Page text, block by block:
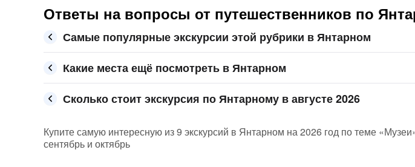
Ответы на вопросы от путешественников по
Самые популярные экскурсии этой рубрики в Янтарном
Какие места ещё посмотреть в Янтарном
Сколько стоит экскурсия по Янтарному в августе 2026
Купите самую интересную из 9 экскурсий в Янтарном на 2026 год по теме
сентябрь и октябрь